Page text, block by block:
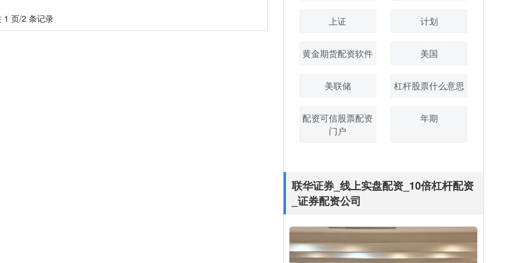
1 页/2 条记录 上证 计划
黄金期货配资软件 美国
美联储 杠杆股票什么意思
配资可信股票配资
门户
年期
联华证券_线上实盘配资_10倍杠杆配资
_证券配资公司